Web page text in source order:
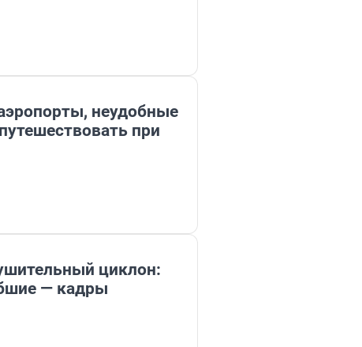
неудобные
при
циклон:
— кадры